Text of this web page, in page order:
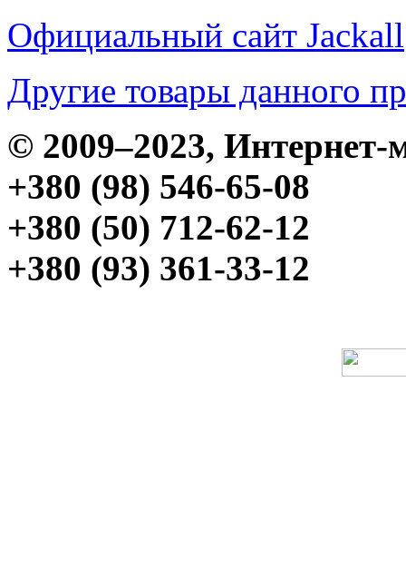
Официальный сайт Jackall
Другие товары данного
© 2009–2023,
+380 (98) 546-65-08
+380 (50) 712-62-12
+380 (93) 361-33-12